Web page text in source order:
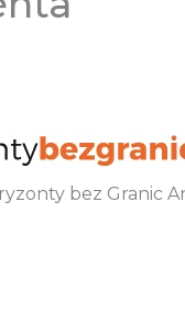
bez Granic